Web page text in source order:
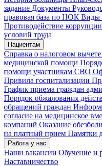
задание Документы
правовая база по НОК Виды
Противодействие коррупции
условий труда
Пациентам
Справка о налоговом вычете
медицинской помощи
помощи участникам СВО
Привила госпитализации
График приема граждан
Порядок обжалования
обращений граждан
согласие на медицинское
компаний Оказание
на платный прием Памятки
Работа у нас
Наши вакансии Обучение и
Наставничество